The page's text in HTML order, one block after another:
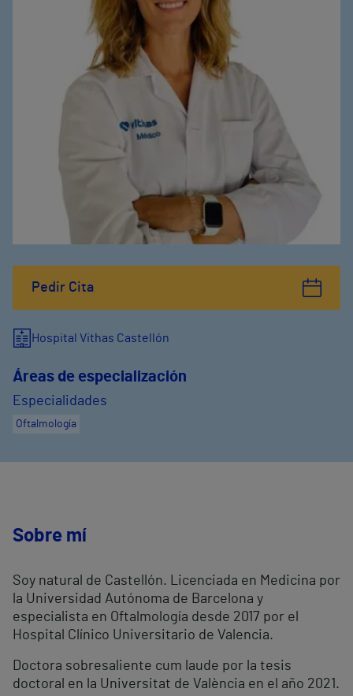
Pedir Cita
Hospital Vithas Castellón
Áreas de especialización
Especialidades
Oftalmología
Sobre mí
Soy natural de Castellón. Licenciada en Medicina por
la Universidad Autónoma de Barcelona y
especialista en Oftalmología desde 2017 por el
Hospital Clínico Universitario de Valencia.
Doctora sobresaliente cum laude por la tesis
doctoral en la Universitat de València en el año 2021.